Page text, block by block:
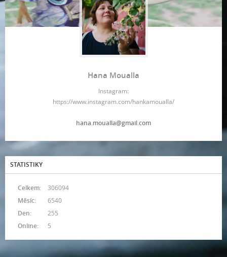
Hana Moualla
Instagram:
https://www.instagram.com/hankamoualla/
hana.moualla@gmail.com
STATISTIKY
Online: 5
Celkem:
306094
Měsíc:
6540
Den:
255